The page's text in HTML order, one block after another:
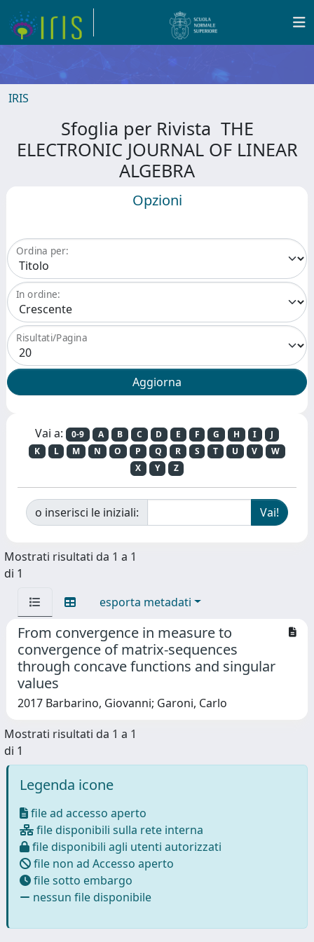
IRIS
Sfoglia per Rivista THE
ELECTRONIC JOURNAL OF LINEAR
ALGEBRA
Opzioni
Ordina per:
In ordine:
Risultati/Pagina
Vai a: 0-9 A B C D E F G H I
J
K
L M N O P Q R S T U V
W
X
Y Z
o inserisci le iniziali:
Mostrati risultati da 1 a 1
di 1
esporta metadati
From convergence in measure to
convergence of matrix-sequences
through concave functions and singular
values
2017 Barbarino, Giovanni; Garoni, Carlo
Mostrati risultati da 1 a 1
di 1
Legenda icone
file ad accesso aperto
file disponibili sulla rete interna
file disponibili agli utenti autorizzati
file non ad Accesso aperto
file sotto embargo
nessun file disponibile